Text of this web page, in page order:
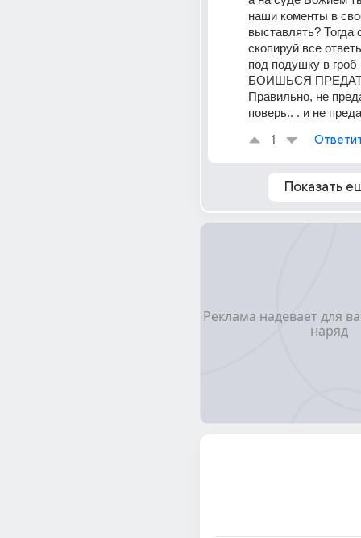
наши коменты в
выставлять? Тогда
скопируй все
под подушку в
БОИШЬСЯ
Правильно, не
поверь.. . и не
1
Показать